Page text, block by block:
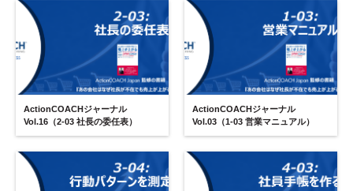
ActionCOACHジャーナル
Vol.16（2-03 社長の委任表）
ActionCOACHジャーナル
Vol.03（1-03 営業マニュアル）